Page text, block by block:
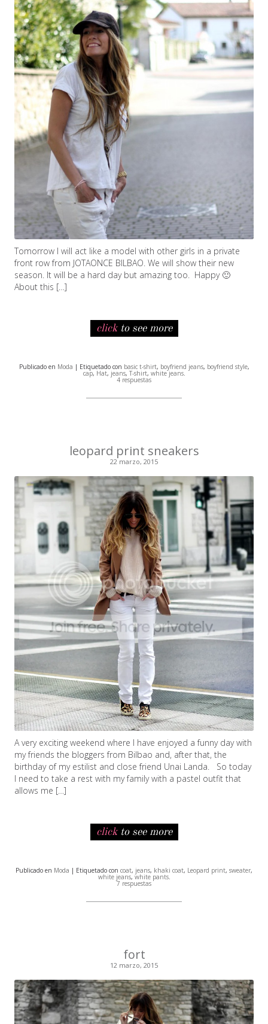
Tomorrow I will act like a model with other girls in a private
front row from JOTAONCE BILBAO. We will show their new
season. It will be a hard day but amazing too. Happy 🙂
About this […]
clickto see more
Publicado en Moda | Etiquetado con basic t-shirt, boyfriend jeans, boyfriend style,
cap, Hat, jeans, T-shirt, white jeans.
4 respuestas
leopard print sneakers
22 marzo, 2015
A very exciting weekend where I have enjoyed a funny day with
my friends the bloggers from Bilbao and, after that, the
birthday of my estilist and close friend Unai Landa. So today
I need to take a rest with my family with a pastel outfit that
allows me […]
clickto see more
Publicado en Moda | Etiquetado con coat, jeans, khaki coat, Leopard print, sweater,
white jeans, white pants.
7 respuestas
fort
12 marzo, 2015